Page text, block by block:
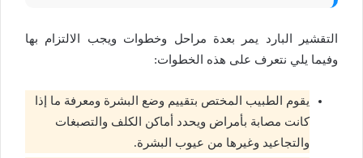
التقشير البارد يمر بعدة مراحل وخطوات ويجب الالتزام بها
وفيما يلي نتعرف على هذه الخطوات:
يقوم الطبيب المختص بتقييم وضع البشرة ومعرفة ما إذا
كانت مصابة بأمراض ويحدد أماكن الكلف والتصبغات
والتجاعيد وغيرها من عيوب البشرة.